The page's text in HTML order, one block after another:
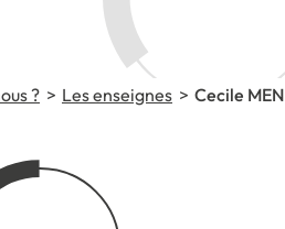
? Les enseignes Cecile